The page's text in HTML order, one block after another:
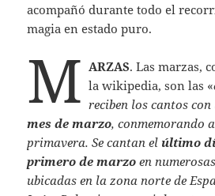
acompañó durante todo el
magia en estado puro.
M ARZAS. Las marzas,
la wikipedia, son las «
reciben los cantos con
mes de marzo, conmemorando
primavera. Se cantan el último
primero de marzo en
ubicadas en la zona norte de